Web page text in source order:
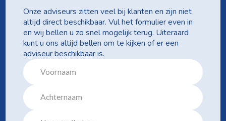
Onze adviseurs zitten veel bij klanten en zijn niet
altijd direct beschikbaar. Vul het formulier even in
en wij bellen u zo snel mogelijk terug. Uiteraard
kunt u ons altijd bellen om te kijken of er een
adviseur beschikbaar is.